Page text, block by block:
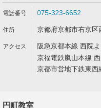
075-323-6652
京都府京都市右京
阪急京都本線 西院
京福電鉄嵐山本線
京都市営地下鉄東
円町教室